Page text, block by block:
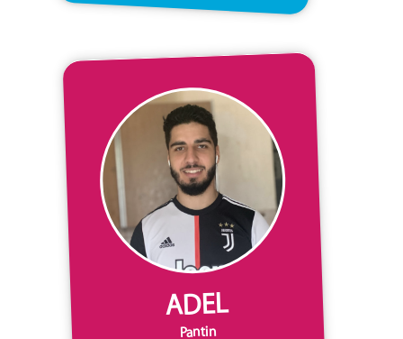
ADEL
Pantin